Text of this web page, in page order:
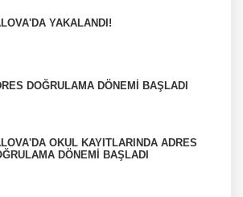
YAKALANDI!
DOĞRULAMA DÖNEMİ BAŞLADI
OKUL KAYITLARINDA ADRES
DÖNEMİ BAŞLADI